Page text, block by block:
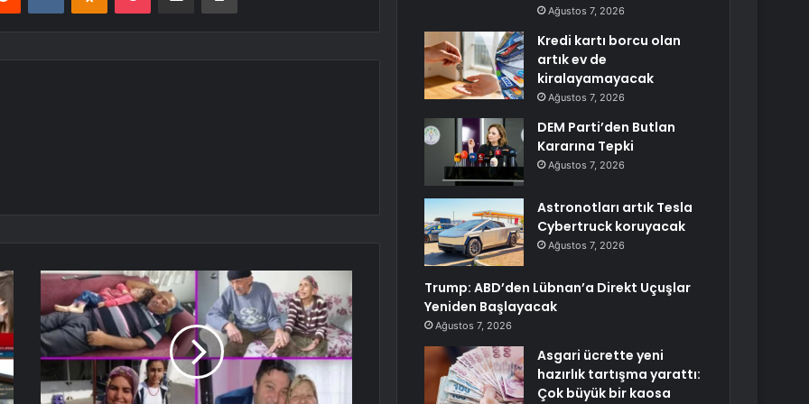
Ağustos 7, 2026
Kredi kartı borcu olan
artık ev de
kiralayamayacak
Ağustos 7, 2026
DEM Parti’den Butlan
Kararına Tepki
Ağustos 7, 2026
Astronotları artık Tesla
Cybertruck koruyacak
Ağustos 7, 2026
Trump: ABD’den Lübnan’a Direkt Uçuşlar
Yeniden Başlayacak
Ağustos 7, 2026
Asgari ücrette yeni
hazırlık tartışma yarattı:
Çok büyük bir kaosa